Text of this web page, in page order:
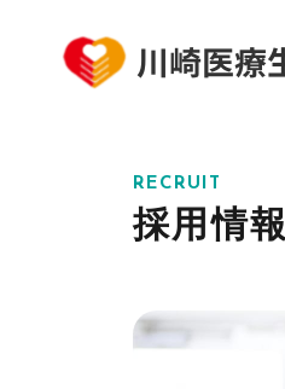
RECRUIT
採用情報